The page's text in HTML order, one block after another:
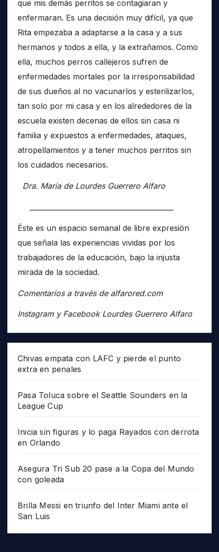
que mis demás perritos se contagiaran y
enfermaran. Es una decisión muy difícil, ya que
Rita empezaba a adaptarse a la casa y a sus
hermanos y todos a ella, y la extrañamos. Como
ella, muchos perros callejeros sufren de
enfermedades mortales por la irresponsabilidad
de sus dueños al no vacunarlos y esterilizarlos,
tan solo por mi casa y en los alrededores de la
escuela existen decenas de ellos sin casa ni
familia y expuestos a enfermedades, ataques,
atropellamientos y a tener muchos perritos sin
los cuidados necesarios.
Dra. María de Lourdes Guerrero Alfaro
Éste es un espacio semanal de libre expresión
que señala las experiencias vividas por los
trabajadores de la educación, bajo la injusta
mirada de la sociedad.
Comentarios a través de alfarored.com
Instagram y Facebook Lourdes Guerrero Alfaro
Chivas empata con LAFC y pierde el punto
extra en penales
Pasa Toluca sobre el Seattle Sounders en la
League Cup
Inicia sin figuras y lo paga Rayados con derrota
en Orlando
Asegura Tri Sub 20 pase a la Copa del Mundo
con goleada
Brilla Messi en triunfo del Inter Miami ante el
San Luis